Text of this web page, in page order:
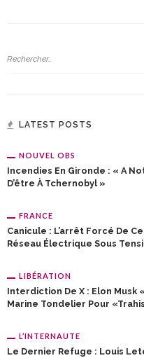
LATEST POSTS
NOUVEL OBS
Incendies En Gironde : « A
D’être À Tchernobyl »
FRANCE
Canicule : L’arrêt Forcé De
Réseau Électrique Sous
LIBÉRATION
Interdiction De X : Elon Musk
Marine Tondelier Pour
L’INTERNAUTE
Le Dernier Refuge : Louis